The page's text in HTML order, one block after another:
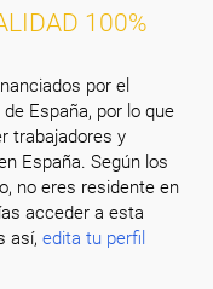
100%
por el
España, por lo que
trabajadores y
España. Según los
no eres residente en
acceder a esta
así,edita tu perfil